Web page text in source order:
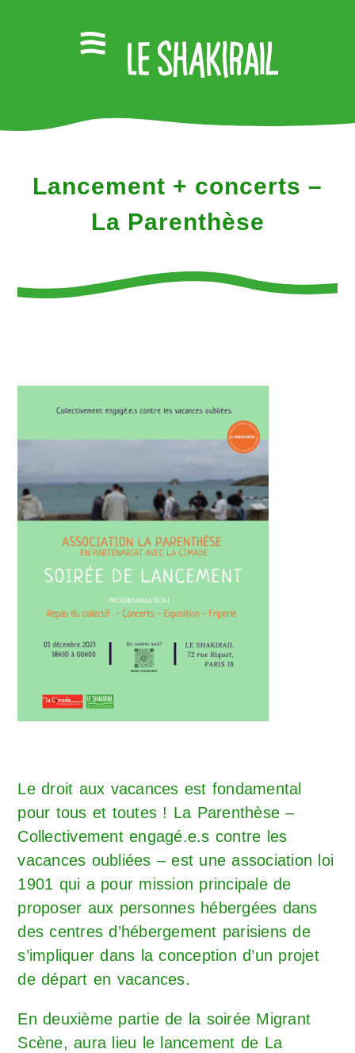
Lancement + concerts –
La Parenthèse
Le droit aux vacances est fondamental
pour tous et toutes ! La Parenthèse –
Collectivement engagé.e.s contre les
vacances oubliées – est une association loi
1901 qui a pour mission principale de
proposer aux personnes hébergées dans
des centres d’hébergement parisiens de
s’impliquer dans la conception d’un projet
de départ en vacances.
En deuxième partie de la soirée Migrant
Scène, aura lieu le lancement de La